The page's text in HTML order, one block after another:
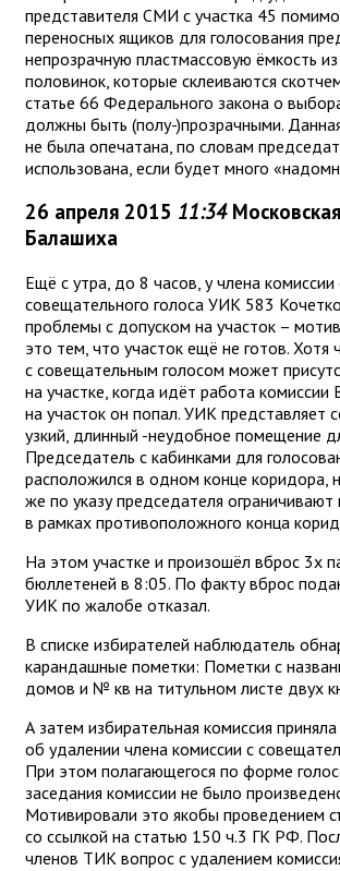
представителя СМИ с участка 45
переносных ящиков для голосования
непрозрачную пластмассовую ёмкость
половинок, которые склеиваются
статье 66 Федерального закона о
должны быть (полу-)прозрачными.
не была опечатана, по словам
использована, если будет много
26 апреля 2015 11:34
Балашиха
Ещё с утра, до 8 часов, у члена комиссии
совещательного голоса УИК 583
проблемы с допуском на участок –
это тем, что участок ещё не готов. Хотя
с совещательным голосом может
на участке, когда идёт работа комиссии
на участок он попал. УИК представляет
узкий, длинный -неудобное помещение
Председатель с кабинками для
расположился в одном конце коридора,
же по указу председателя
в рамках противоположного конца
На этом участке и произошёл вброс 3х
бюллетеней в 8:05. По факту вброс
УИК по жалобе отказал.
В списке избирателей наблюдатель
карандашные пометки: Пометки с
домов и № кв на титульном листе двух
А затем избирательная комиссия
об удалении члена комиссии с
При этом полагающегося по форме
заседания комиссии не было
Мотивировали это якобы проведением
со ссылкой на статью 150 ч.3 ГК РФ.
членов ТИК вопрос с удалением